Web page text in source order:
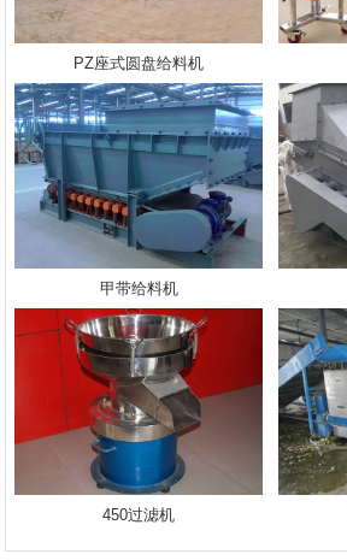
PZ座式圆盘给料机
甲带给料机
450过滤机